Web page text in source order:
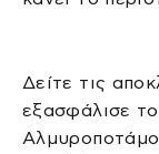
Δείτε τις
εξασφάλισε